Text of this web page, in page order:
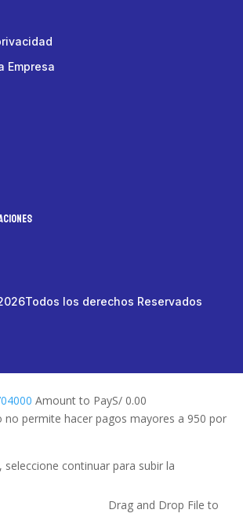
Empresa
los derechos Reservados
Amount to PayS/ 0.00
no permite hacer pagos mayores a 950 por
seleccione continuar para subir la
Drag and Drop File to